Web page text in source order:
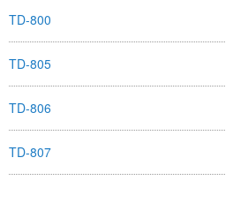
TD-800
TD-805
TD-806
TD-807